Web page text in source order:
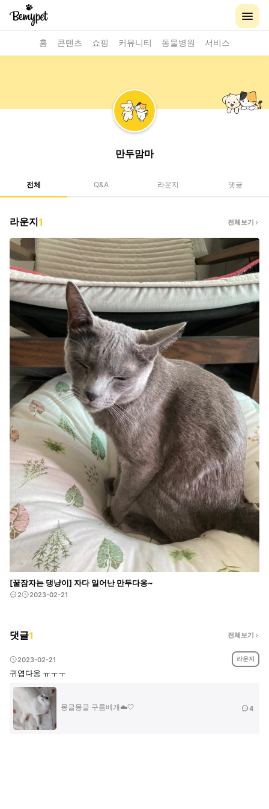
홈 콘텐츠 쇼핑 커뮤니티 동물병원 서비스
만두맘마
전체 Q&A 라운지 댓글
라운지1 전체보기
[꿀잠자는 댕냥이] 자다 일어난 만두다옹~
2 2023-02-21
댓글1 전체보기
2023-02-21 라운지
귀엽다옹 ㅠㅜㅜ
몽글몽글 구름베개☁️🤍 4